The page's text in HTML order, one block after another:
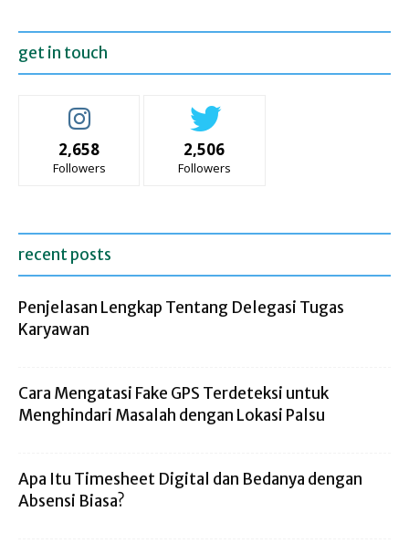
get in touch
2,658
Followers
2,506
Followers
recent posts
Penjelasan Lengkap Tentang Delegasi Tugas
Karyawan
Cara Mengatasi Fake GPS Terdeteksi untuk
Menghindari Masalah dengan Lokasi Palsu
Apa Itu Timesheet Digital dan Bedanya dengan
Absensi Biasa?